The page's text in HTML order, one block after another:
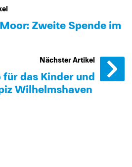
Moor: Zweite Spende im
Nächster Artikel
für das Kinder und
Wilhelmshaven